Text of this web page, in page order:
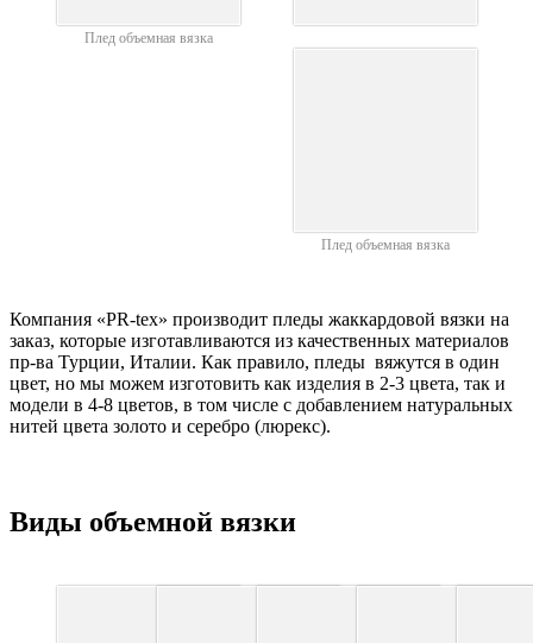
Плед объемная вязка
Плед объемная вязка
Компания «PR-tex» производит пледы жаккардовой вязки на
заказ, которые изготавливаются из качественных материалов
пр-ва Турции, Италии. Как правило, пледы вяжутся в один
цвет, но мы можем изготовить как изделия в 2-3 цвета, так и
модели в 4-8 цветов, в том числе с добавлением натуральных
нитей цвета золото и серебро (люрекс).
Виды объемной вязки